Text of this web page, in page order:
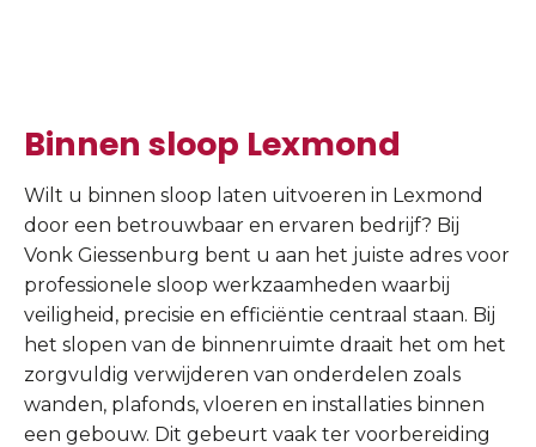
Binnen sloop Lexmond
Wilt u binnen sloop laten uitvoeren in Lexmond
door een betrouwbaar en ervaren bedrijf? Bij
Vonk Giessenburg bent u aan het juiste adres voor
professionele sloop werkzaamheden waarbij
veiligheid, precisie en efficiëntie centraal staan. Bij
het slopen van de binnenruimte draait het om het
zorgvuldig verwijderen van onderdelen zoals
wanden, plafonds, vloeren en installaties binnen
een gebouw. Dit gebeurt vaak ter voorbereiding